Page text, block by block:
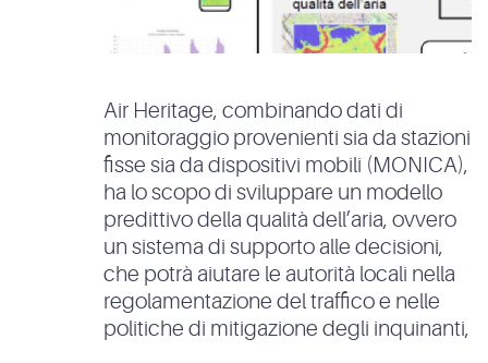
Air Heritage, combinando dati di
monitoraggio provenienti sia da stazioni
fisse sia da dispositivi mobili (MONICA),
ha lo scopo di sviluppare un modello
predittivo della qualità dell’aria, ovvero
un sistema di supporto alle decisioni,
che potrà aiutare le autorità locali nella
regolamentazione del traffico e nelle
politiche di mitigazione degli inquinanti,